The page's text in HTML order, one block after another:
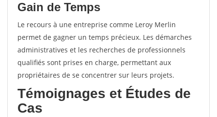
Gain de Temps
Le recours à une entreprise comme Leroy Merlin
permet de gagner un temps précieux. Les démarches
administratives et les recherches de professionnels
qualifiés sont prises en charge, permettant aux
propriétaires de se concentrer sur leurs projets.
Témoignages et Études de
Cas